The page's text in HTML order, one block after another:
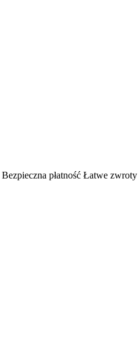
Bezpieczna płatność Łatwe zwroty